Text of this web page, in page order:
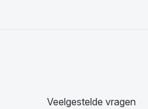
Veelgestelde vragen